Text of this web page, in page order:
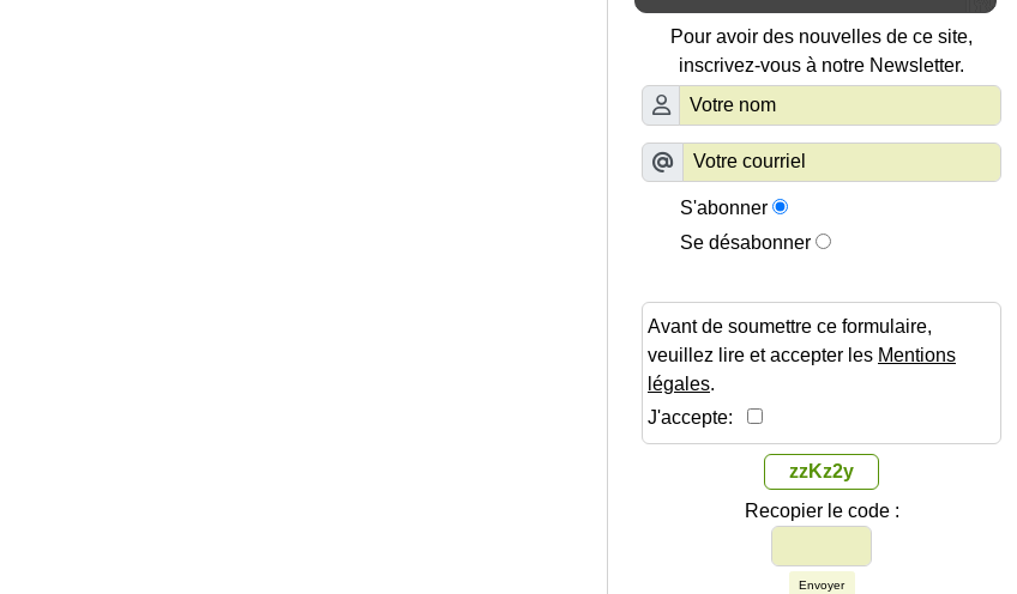
Pour avoir des nouvelles de ce site,
inscrivez-vous à notre Newsletter.
S'abonner
Se désabonner
Avant de soumettre ce formulaire,
veuillez lire et accepter les Mentions
légales.
J'accepte:
zzKz2y
Recopier le code :
Envoyer